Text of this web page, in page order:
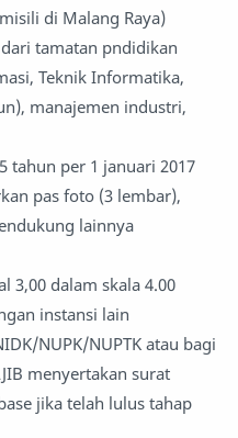
di Malang Raya)
tamatan pndidikan
Teknik Informatika,
manajemen industri,
tahun per 1 januari 2017
pas foto (3 lembar),
lainnya
3,00 dalam skala 4.00
instansi lain
NUPK/NUPTK atau bagi
menyertakan surat
jika telah lulus tahap